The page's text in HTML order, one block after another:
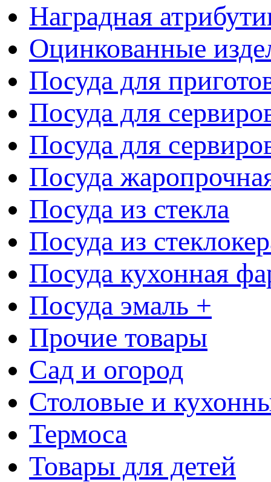
Наградная
Оцинкованные
Посуда для
Посуда для
Посуда для
Посуда
Посуда из стекла
Посуда из
Посуда кухонная
Посуда эмаль +
Прочие товары
Сад и огород
Столовые и
Термоса
Товары для детей